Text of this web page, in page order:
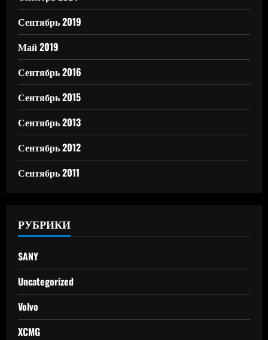
Сентябрь 2019
Май 2019
Сентябрь 2016
Сентябрь 2015
Сентябрь 2013
Сентябрь 2012
Сентябрь 2011
РУБРИКИ
SANY
Uncategorized
Volvo
XCMG